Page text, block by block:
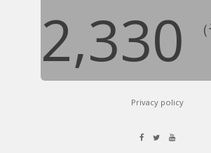
2,330
Privacy policy